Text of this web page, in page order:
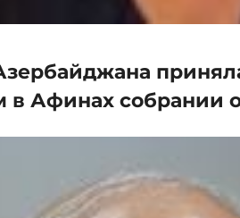
в Афинах собрании